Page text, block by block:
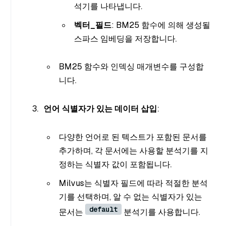
석기를 나타냅니다.
벡터_필드: BM25 함수에 의해 생성될
스파스 임베딩을 저장합니다.
BM25 함수와 인덱싱 매개변수를 구성합
니다.
언어 식별자가 있는 데이터 삽입:
다양한 언어로 된 텍스트가 포함된 문서를
추가하며, 각 문서에는 사용할 분석기를 지
정하는 식별자 값이 포함됩니다.
Milvus는 식별자 필드에 따라 적절한 분석
기를 선택하며, 알 수 없는 식별자가 있는
문서는
default 분석기를 사용합니다.